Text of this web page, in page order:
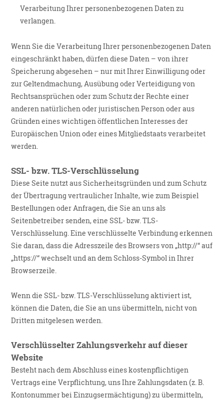
Verarbeitung Ihrer personenbezogenen Daten zu
verlangen.
Wenn Sie die Verarbeitung Ihrer personenbezogenen Daten
eingeschränkt haben, dürfen diese Daten – von ihrer
Speicherung abgesehen – nur mit Ihrer Einwilligung oder
zur Geltendmachung, Ausübung oder Verteidigung von
Rechtsansprüchen oder zum Schutz der Rechte einer
anderen natürlichen oder juristischen Person oder aus
Gründen eines wichtigen öffentlichen Interesses der
Europäischen Union oder eines Mitgliedstaats verarbeitet
werden.
SSL- bzw. TLS-Verschlüsselung
Diese Seite nutzt aus Sicherheitsgründen und zum Schutz
der Übertragung vertraulicher Inhalte, wie zum Beispiel
Bestellungen oder Anfragen, die Sie an uns als
Seitenbetreiber senden, eine SSL- bzw. TLS-
Verschlüsselung. Eine verschlüsselte Verbindung erkennen
Sie daran, dass die Adresszeile des Browsers von „http://“ auf
„https://“ wechselt und an dem Schloss-Symbol in Ihrer
Browserzeile.
Wenn die SSL- bzw. TLS-Verschlüsselung aktiviert ist,
können die Daten, die Sie an uns übermitteln, nicht von
Dritten mitgelesen werden.
Verschlüsselter Zahlungsverkehr auf dieser
Website
Besteht nach dem Abschluss eines kostenpflichtigen
Vertrags eine Verpflichtung, uns Ihre Zahlungsdaten (z. B.
Kontonummer bei Einzugsermächtigung) zu übermitteln,